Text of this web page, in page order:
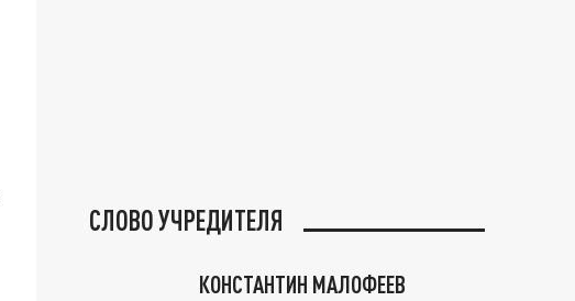
СЛОВО УЧРЕДИТЕЛЯ
КОНСТАНТИН МАЛОФЕЕВ